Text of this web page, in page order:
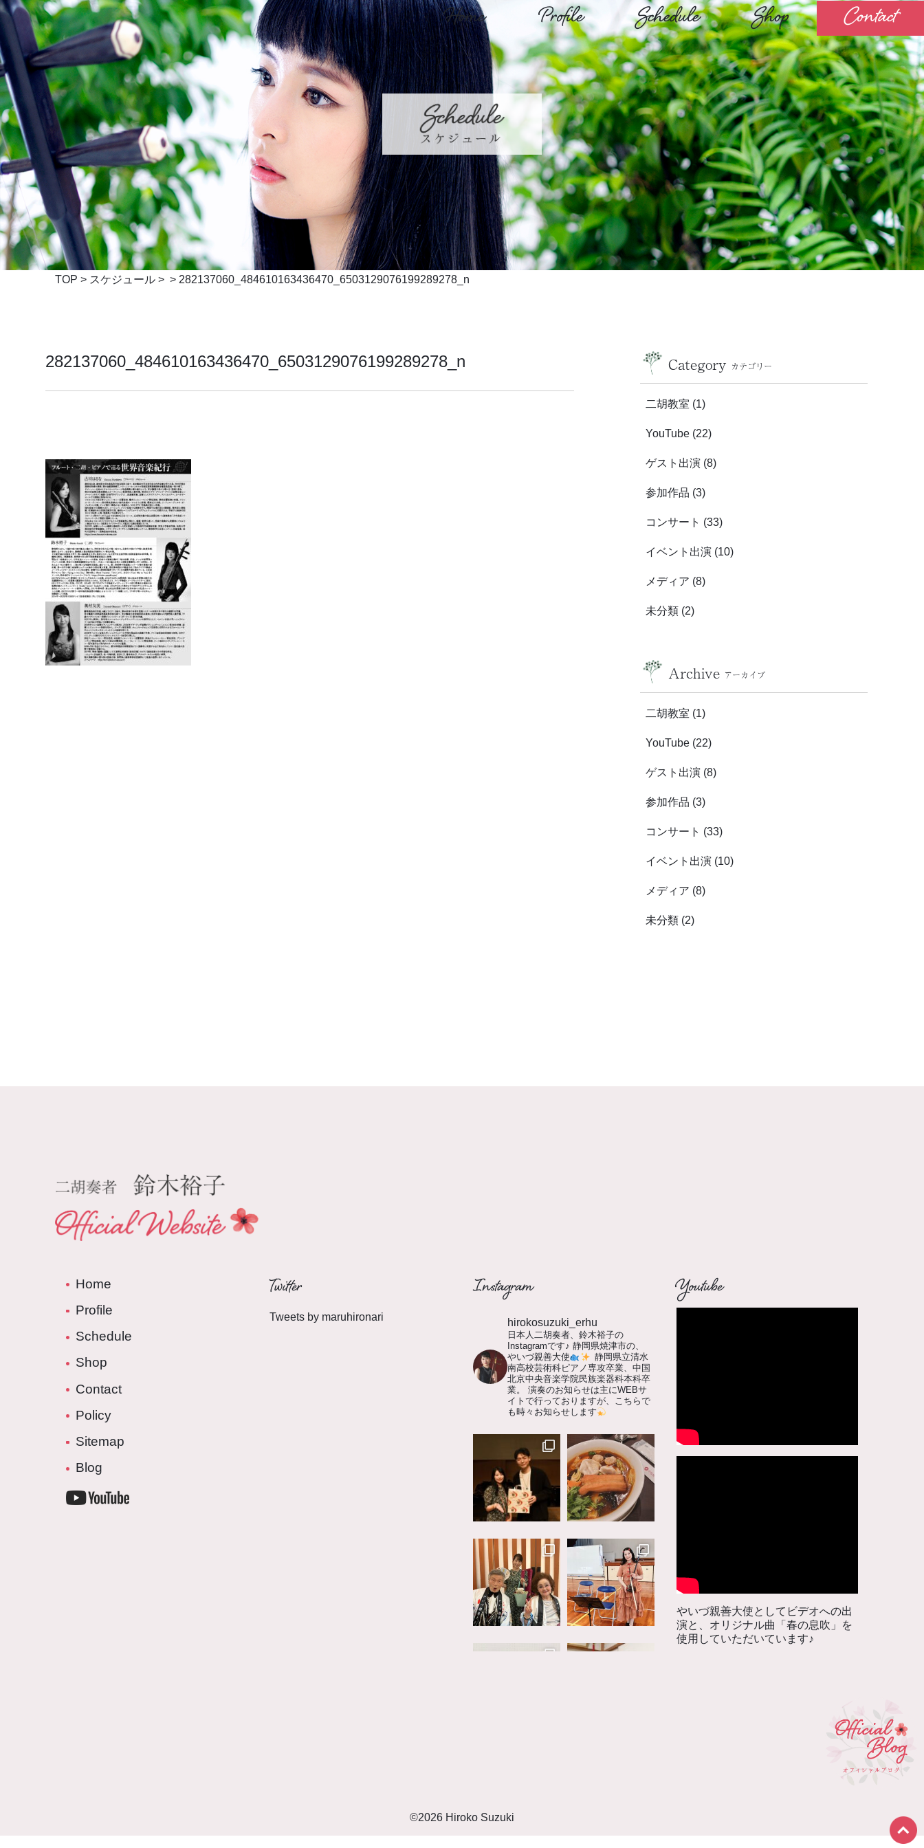
Home Profile Schedule Shop Contact
TOP > スケジュール > > 282137060_484610163436470_6503129076199289278_n
282137060_484610163436470_6503129076199289278_n Category カテゴリー
二胡教室 (1)
YouTube(22)
ゲスト出演(8)
参加作品 (3)
コンサート (33)
イベント出演(10)
メディア (8)
未分類(2)
Archive アーカイブ
二胡教室 (1)
YouTube(22)
ゲスト出演(8)
参加作品 (3)
コンサート (33)
イベント出演(10)
メディア (8)
未分類(2)
Home
Profile
Schedule
Shop
Contact
Policy
Sitemap
Blog
Twitter
Tweets by maruhironari
Instagram
hirokosuzuki_erhu
日本人二胡奏者、鈴木裕子の
Instagramです♪ 静岡県焼津市の、
やいづ親善大使
静岡県立清水
南高校芸術科ピアノ専攻卒業、中国
北京中央音楽学院民族楽器科本科卒
業。
演奏のお知らせは主にWEBサ
イトで行っておりますが、こちらで
も時々お知らせします
Youtube
やいづ親善大使としてビデオへの出
演と、オリジナル曲「春の息吹」を
使用していただいています♪
©2026 Hiroko Suzuki